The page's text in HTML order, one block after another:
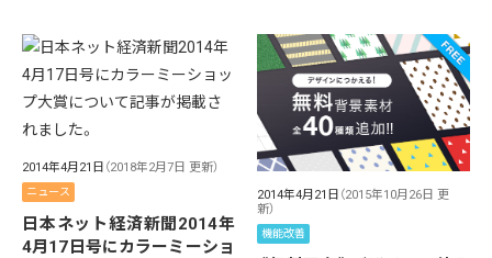
2014年4月21日 （2018年2月7日 更新）
ニュース
日本ネット経済新聞2014年
4月17日号にカラーミーショ
2014年4月21日 （2015年10月26日 更
新）
機能改善